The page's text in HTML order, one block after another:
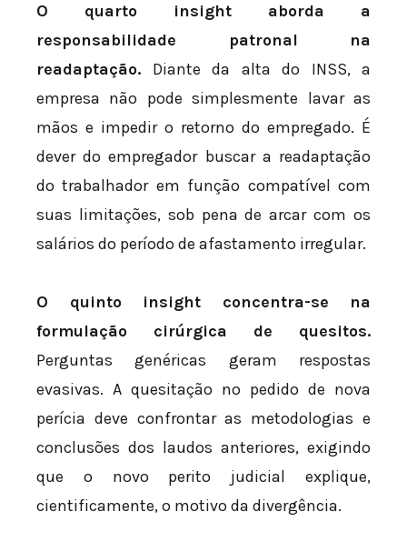
O quarto insight aborda a
responsabilidade patronal na
readaptação. Diante da alta do INSS, a
empresa não pode simplesmente lavar as
mãos e impedir o retorno do empregado. É
dever do empregador buscar a readaptação
do trabalhador em função compatível com
suas limitações, sob pena de arcar com os
salários do período de afastamento irregular.
O quinto insight concentra-se na
formulação cirúrgica de quesitos.
Perguntas genéricas geram respostas
evasivas. A quesitação no pedido de nova
perícia deve confrontar as metodologias e
conclusões dos laudos anteriores, exigindo
que o novo perito judicial explique,
cientificamente, o motivo da divergência.